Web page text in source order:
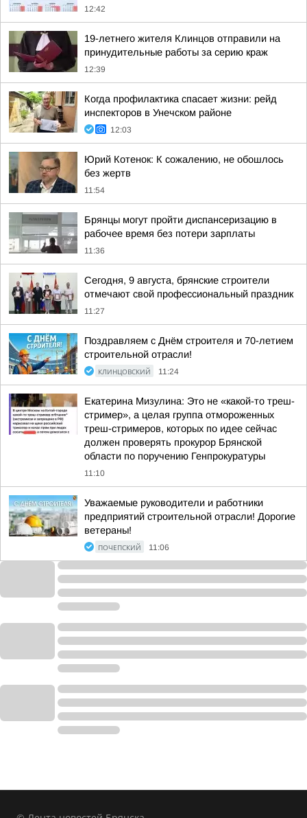
12:42
19-летнего жителя Клинцов отправили на
принудительные работы за серию краж
12:39
Когда профилактика спасает жизни: рейд
инспекторов в Унечском районе
12:03
Юрий Котенок: К сожалению, не обошлось
без жертв
11:54
Брянцы могут пройти диспансеризацию в
рабочее время без потери зарплаты
11:36
Сегодня, 9 августа, брянские строители
отмечают свой профессиональный праздник
11:27
Поздравляем с Днём строителя и 70-летием
строительной отрасли!
КЛИНЦОВСКИЙ 11:24
Екатерина Мизулина: Это не «какой-то треш-
стример», а целая группа отмороженных
треш-стримеров, которых по идее сейчас
должен проверять прокурор Брянской
области по поручению Генпрокуратуры
11:10
Уважаемые руководители и работники
предприятий строительной отрасли! Дорогие
ветераны!
ПОЧЕПСКИЙ 11:06